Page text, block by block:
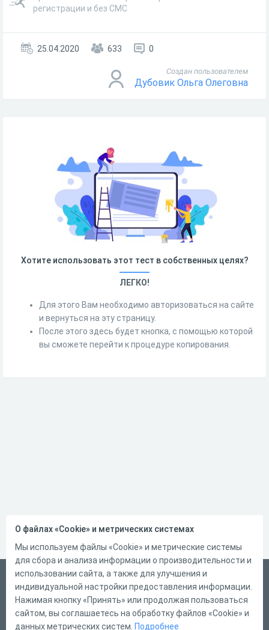
регистрации и без СМС
25.04.2020 633 0
Создан пользователем
Дубовик Ольга Олеговна
Хотите использовать этот тест в собственных целях?
ЛЕГКО!
Для этого Вам необходимо авторизоваться на сайте
и вернуться на эту страницу.
После этого здесь будет кнопка, с помощью которой
вы сможете перейти к процедуре копирования.
Русский
Справка
Форма обратной связи
О файлах «Cookie» и метрических системах
Мы используем файлы «Cookie» и метрические системы
для сбора и анализа информации о производительности и
использовании сайта, а также для улучшения и
индивидуальной настройки предоставления информации.
Нажимая кнопку «Принять» или продолжая пользоваться
сайтом, вы соглашаетесь на обработку файлов «Cookie» и
данных метрических систем. Подробнее